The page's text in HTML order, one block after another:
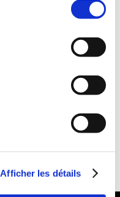
Afficher les détails